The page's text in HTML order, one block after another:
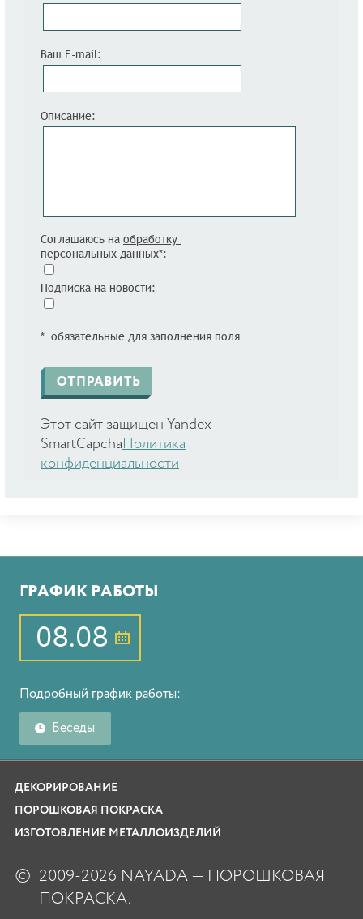
Ваш E-mail:
Описание:
Соглашаюсь на обработку
персональных данных*:
Подписка на новости:
* обязательные для заполнения поля
Этот сайт защищен Yandex
SmartCapcha Политика
конфиденциальности
ГРАФИК РАБОТЫ
08.08
Подробный график работы:
Беседы
ДЕКОРИРОВАНИЕ
ПОРОШКОВАЯ ПОКРАСКА
ИЗГОТОВЛЕНИЕ МЕТАЛЛОИЗДЕЛИЙ
© 2009-2026 NAYADA — ПОРОШКОВАЯ
ПОКРАСКА.